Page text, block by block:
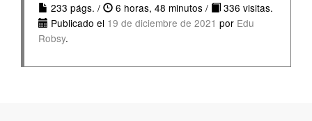
233 págs. /
6 horas, 48 minutos /
336 visitas.
Publicado el 19 de diciembre de 2021 por Edu
Robsy.